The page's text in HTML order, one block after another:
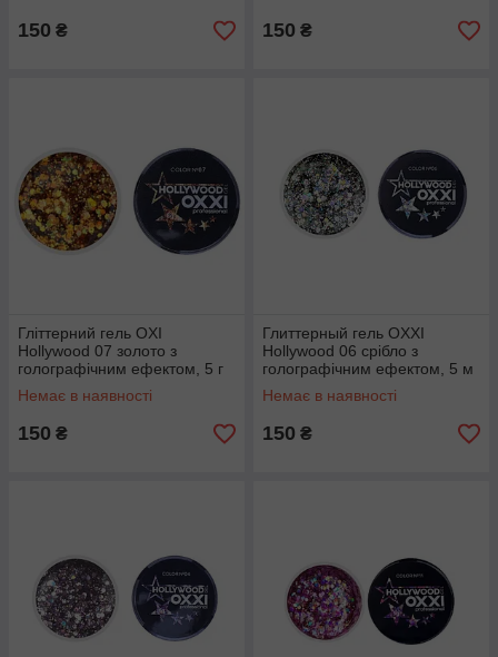
150 ₴ 150 ₴
Гліттерний гель OXI
Hollywood 07 золото з
голографічним ефектом, 5 г
Немає в наявності
150 ₴
Глиттерный гель OXXI
Hollywood 06 срібло з
голографічним ефектом, 5 м
Немає в наявності
150 ₴